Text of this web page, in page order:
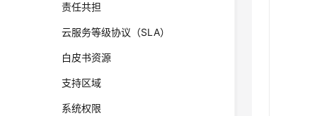
责任共担
云服务等级协议（SLA）
白皮书资源
支持区域
系统权限